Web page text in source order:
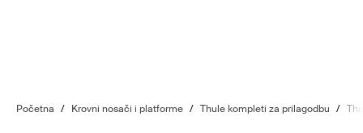
Početna / Krovni nosači i platforme / Thule kompleti za prilagodbu /